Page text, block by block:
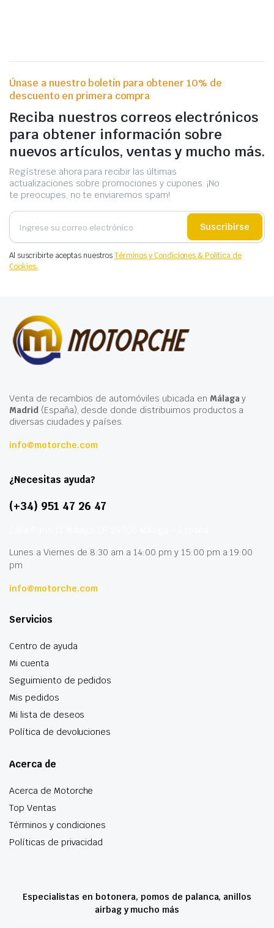
Únase a nuestro boletín para obtener 10% de
descuento en primera compra
Reciba nuestros correos electrónicos
para obtener información sobre
nuevos artículos, ventas y mucho más.
Regístrese ahora para recibir las últimas
actualizaciones sobre promociones y cupones. ¡No
te preocupes, no te enviaremos spam!
Suscribirse
Al suscribirte aceptas nuestrosTérminos y Condiciones & Política de
Cookies.
Venta de recambios de automóviles ubicada en Málagay
Madrid(España), desde donde distribuimos productos a
diversas ciudades y países.
info@motorche.com
¿Necesitas ayuda?
(+34) 951 47 26 47
Lunes a Viernes de 8:30 am a 14:00 pm y 15:00 pm a 19:00
pm
info@motorche.com
Servicios
Centro de ayuda
Mi cuenta
Seguimiento de pedidos
Mis pedidos
Mi lista de deseos
Política de devoluciones
Acerca de
Acerca de Motorche
Top Ventas
Términos y condiciones
Políticas de privacidad
Especialistas en botonera, pomos de palanca, anillos
airbag y mucho más